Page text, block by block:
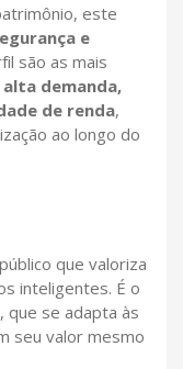
este
e
são as mais
alta demanda,
de renda,
ao longo do
que valoriza
inteligentes. É o
, que se adapta às
seu valor mesmo